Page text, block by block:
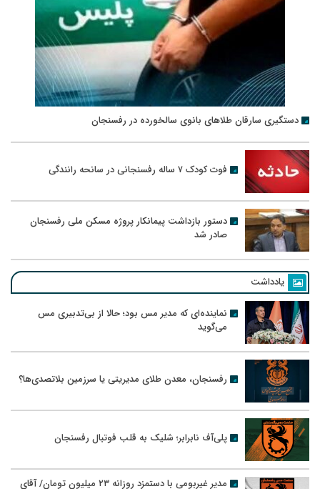
دستگیری سارقان طلاهای بانوی سالخورده در رفسنجان
فوت کودک ۷ ساله رفسنجانی در سانحه رانندگی
دستور بازداشت پیمانکار پروژه مسکن ملی رفسنجان
صادر شد
یادداشت
نماینده‌ای که مدیر مس بود؛ حالا از بی‌تدبیری مس
می‌گوید
رفسنجان، معدن طلای مدیریتی یا سرزمین بلاتصدی‌ها؟
پلی‌آف نابرابر؛ شلیک به قلب فوتبال رفسنجان
مدیر غیربومی با دستمزد روزانه ۲۳ میلیون تومان/ آقای